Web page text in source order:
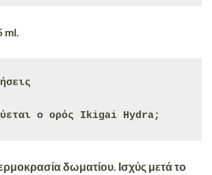
ο ορός Ikigai Hydra;
δωματίου. Ισχύς μετά το